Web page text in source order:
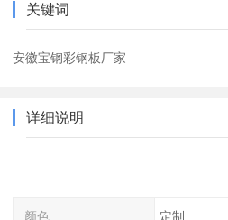
关键词
安徽宝钢彩钢板厂家
详细说明
颜色 定制